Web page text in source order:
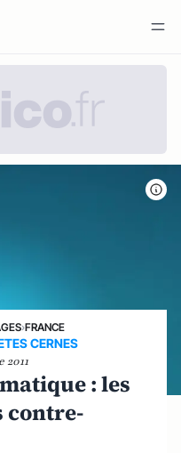
›FRANCE
CERNES
2011
: les
contre-